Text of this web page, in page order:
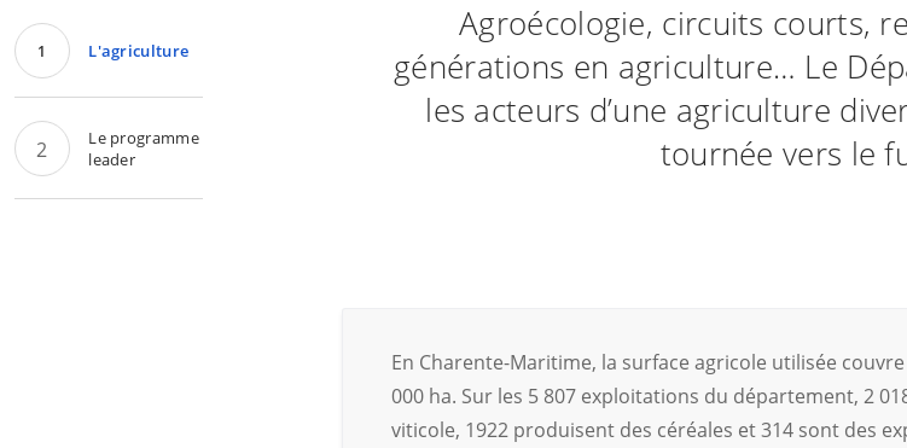
Agroécologie, circuits courts,
générations en agriculture… Le
les acteurs d’une agriculture
tournée vers le
L'agriculture
Le programme
leader
En Charente-Maritime, la surface agricole utilisée
000 ha. Sur les 5 807 exploitations du département, 2
viticole, 1922 produisent des céréales et 314 sont des